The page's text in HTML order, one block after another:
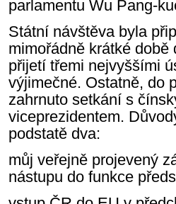
parlamentu Wu Pang-
Státní návštěva byla
mimořádně krátké
přijetí třemi nejvyššími
výjimečné. Ostatně, do
zahrnuto setkání s
viceprezidentem.
podstatě dva:
můj veřejně projevený
nástupu do funkce